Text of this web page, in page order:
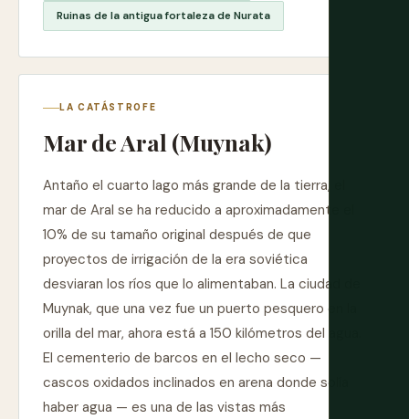
Ruinas de la antigua fortaleza de Nurata
LA CATÁSTROFE
Mar de Aral (Muynak)
Antaño el cuarto lago más grande de la tierra, el
mar de Aral se ha reducido a aproximadamente el
10% de su tamaño original después de que
proyectos de irrigación de la era soviética
desviaran los ríos que lo alimentaban. La ciudad de
Muynak, que una vez fue un puerto pesquero en la
orilla del mar, ahora está a 150 kilómetros del agua.
El cementerio de barcos en el lecho seco —
cascos oxidados inclinados en arena donde solía
haber agua — es una de las vistas más